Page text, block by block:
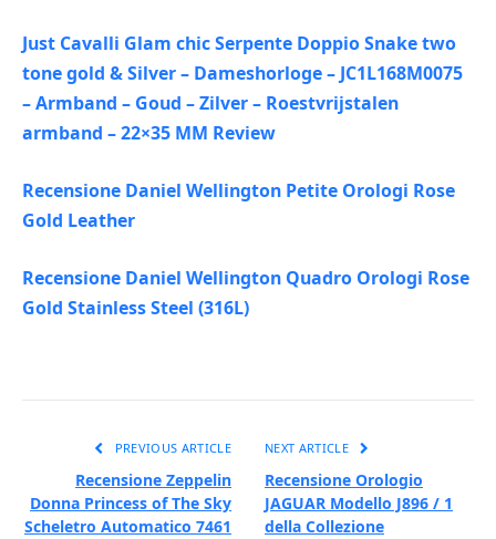
Just Cavalli Glam chic Serpente Doppio Snake two
tone gold & Silver – Dameshorloge – JC1L168M0075
– Armband – Goud – Zilver – Roestvrijstalen
armband – 22×35 MM Review
Recensione Daniel Wellington Petite Orologi Rose
Gold Leather
Recensione Daniel Wellington Quadro Orologi Rose
Gold Stainless Steel (316L)
PREVIOUS ARTICLE
Recensione Zeppelin
Donna Princess of The Sky
Scheletro Automatico 7461
NEXT ARTICLE
Recensione Orologio
JAGUAR Modello J896 / 1
della Collezione